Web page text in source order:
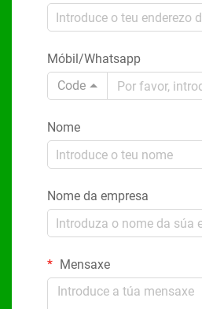
Móbil/Whatsapp
Code
Nome
Nome da empresa
Mensaxe